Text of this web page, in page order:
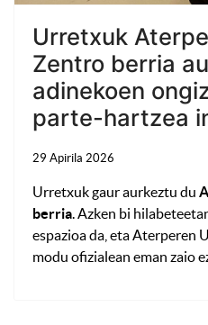
Urretxuk
Zentro berria
adinekoen
parte-hartzea
29 Apirila 2026
Urretxuk gaur aurkeztu du
berria. Azken bi
espazioa da, eta Aterperen
modu ofizialean eman zaio